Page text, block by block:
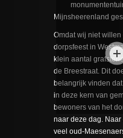
Mijnsheerenland
Omdat wij niet
dorpsfeest in
klein aantal
de Breestraat. Dit
belangrijk vinden
in deze kern van
bewoners van het
naar deze dag.
veel oud-